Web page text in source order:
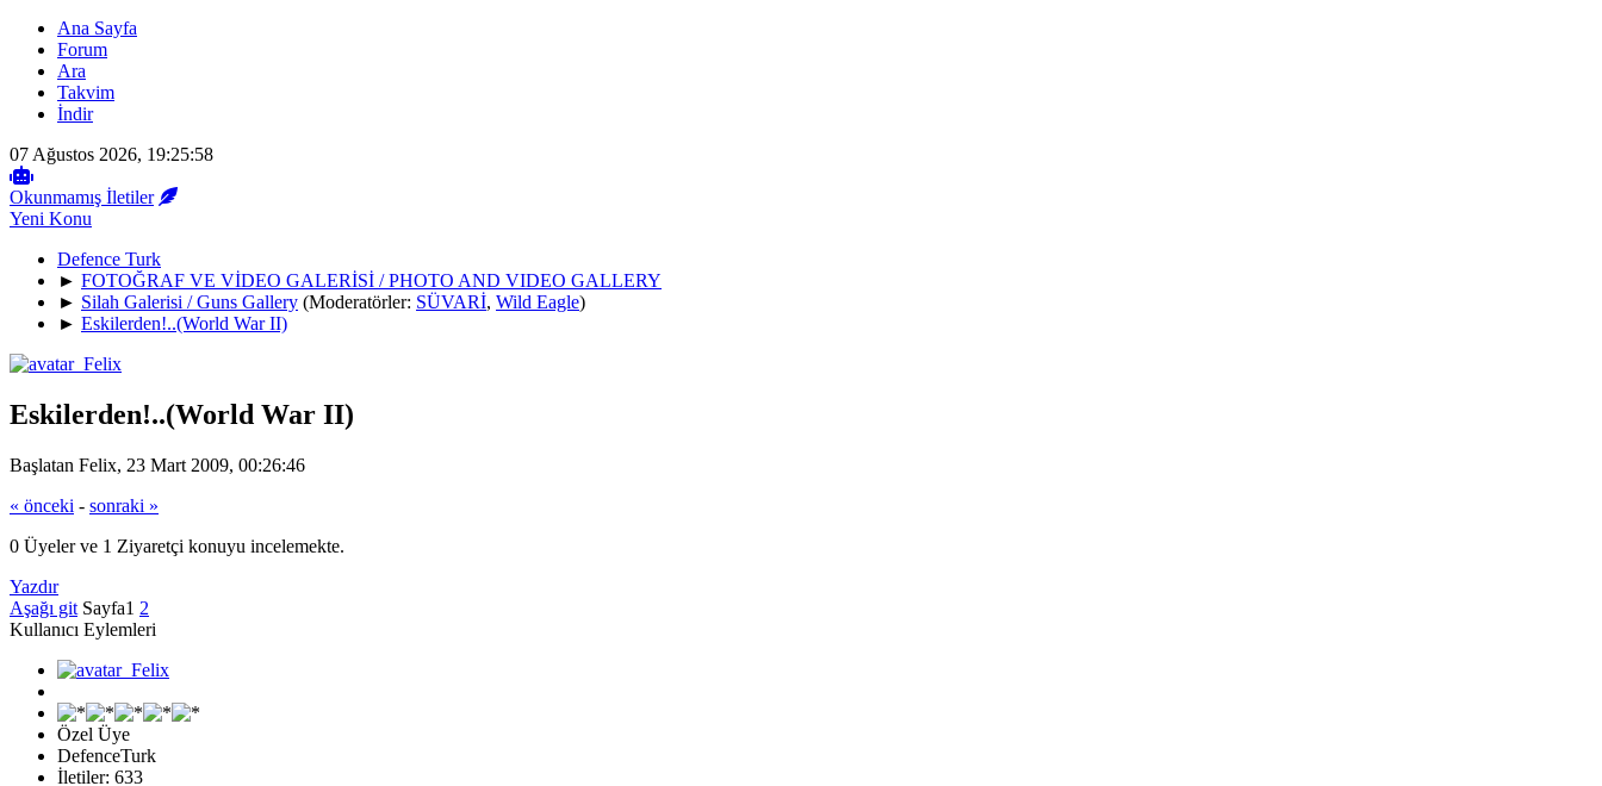
Ana Sayfa
Forum
Ara
Takvim
İndir
07 Ağustos 2026, 19:25:58
Okunmamış İletiler
Yeni Konu
Defence Turk
► FOTOĞRAF VE VİDEO GALERİSİ / PHOTO AND VIDEO GALLERY
► Silah Galerisi / Guns Gallery (Moderatörler: SÜVARİ, Wild Eagle)
► Eskilerden!..(World War II)
Eskilerden!..(World War II)
Başlatan Felix, 23 Mart 2009, 00:26:46
« önceki - sonraki »
0 Üyeler ve 1 Ziyaretçi konuyu incelemekte.
Yazdır
Aşağı git Sayfa1 2
Kullanıcı Eylemleri
Özel Üye
DefenceTurk
İletiler: 633